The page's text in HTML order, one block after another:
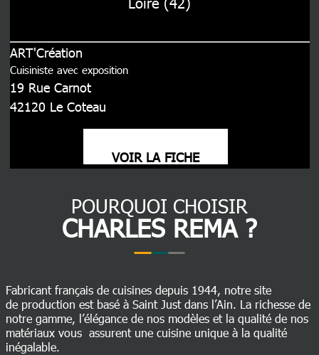
ART'Création
Cuisiniste avec exposition
19 Rue Carnot
42120 Le Coteau
VOIR LA FICHE
POURQUOI CHOISIR
CHARLES REMA ?
Fabricant français de cuisines depuis 1944, notre site
de production est basé à Saint Just dans l’Ain. La richesse de
notre gamme, l’élégance de nos modèles et la qualité de nos
matériaux vous assurent une cuisine unique à la qualité
inégalable.